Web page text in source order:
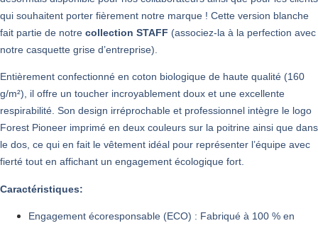
qui souhaitent porter fièrement notre marque ! Cette version blanche
fait partie de notre collection STAFF (associez-la à la perfection avec
notre casquette grise d’entreprise).
Entièrement confectionné en coton biologique de haute qualité (160
g/m²), il offre un toucher incroyablement doux et une excellente
respirabilité. Son design irréprochable et professionnel intègre le logo
Forest Pioneer imprimé en deux couleurs sur la poitrine ainsi que dans
le dos, ce qui en fait le vêtement idéal pour représenter l’équipe avec
fierté tout en affichant un engagement écologique fort.
Caractéristiques:
Engagement écoresponsable (ECO) : Fabriqué à 100 % en